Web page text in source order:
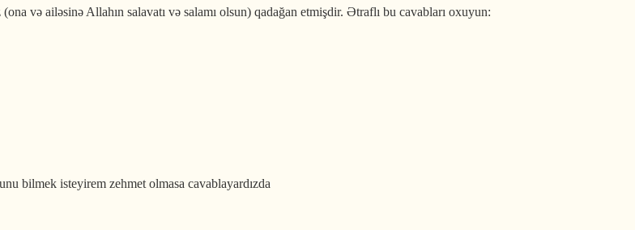
və ailəsinə Allahın salavatı və salamı olsun) qadağan etmişdir. Ətraflı bu cavabları oxuyun:
bilmek isteyirem zehmet olmasa cavablayardızda